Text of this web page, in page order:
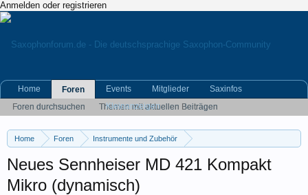
Anmelden oder registrieren
Home Foren
Instrumente und Zubehör
Neues Sennheiser MD 421 Kompakt
Mikro (dynamisch)
Home
Foren
Foren durchsuchen
Themen mit aktuellen Beiträgen
Events Mitglieder
Saxinfos
Kleinanzeigen